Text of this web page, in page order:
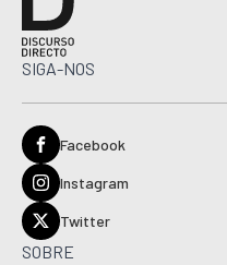
SIGA-NOS
Facebook
Instagram
Twitter
SOBRE